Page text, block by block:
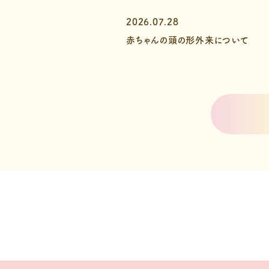
2026.07.28
赤ちゃんの頭の形外来について